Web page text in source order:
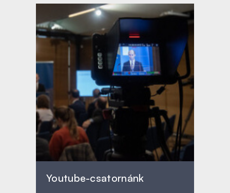
Youtube-csatornánk